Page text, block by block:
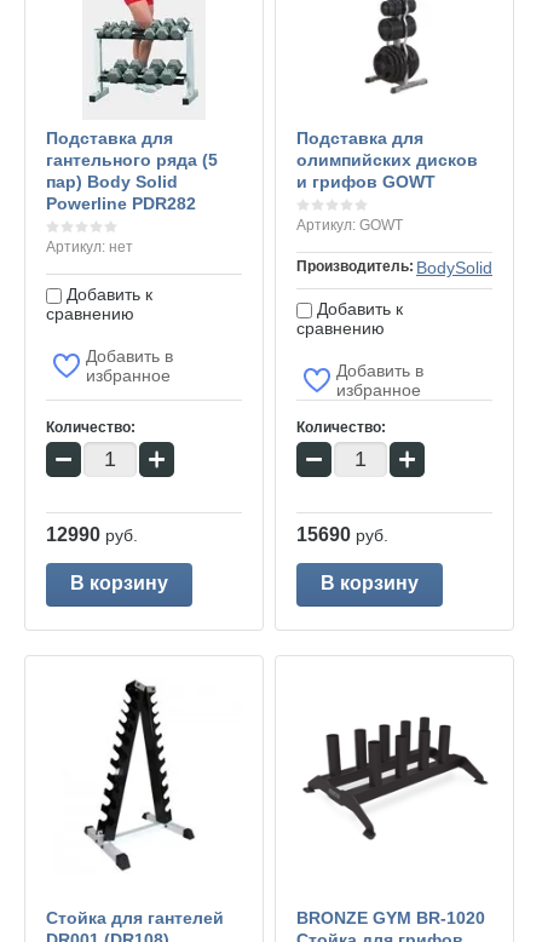
Подставка для
гантельного ряда (5
пар) Body Solid
Powerline PDR282
Артикул: нет
Добавить к
сравнению
Добавить в
избранное
Количество:
− +
12990 руб.
В корзину
Подставка для
олимпийских дисков
и грифов GOWT
Артикул:GOWT
Производитель: BodySolid
Добавить к
сравнению
Добавить в
избранное
Количество:
− +
15690 руб.
В корзину
Cтойка для гантелей
BRONZE GYM BR-1020